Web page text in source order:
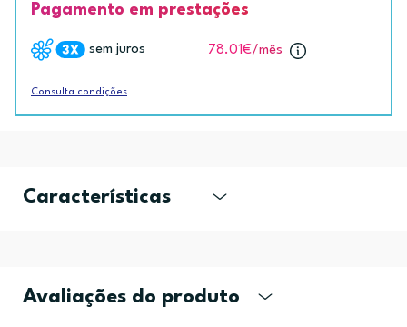
Pagamento em prestações
sem juros 78.01€/mês
Consulta condições
Características
Avaliações do produto